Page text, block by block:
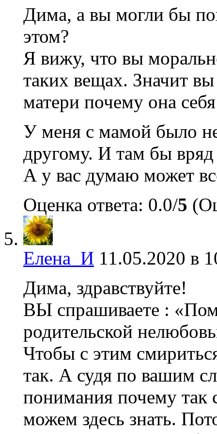
Дима, а вы могли бы
этом?
Я вижу, что вы
таких вещах. Значит
матери почему она
У меня с мамой было
другому. И там бы
А у вас думаю может
Оценка ответа: 0.0/5
Елена_И 11.05.2020 в
Дима, здравствуйте!
ВЫ спрашиваете :
родительской
Чтобы с этим
так. А судя по вашим
понимания почему так
можем здесь знать.